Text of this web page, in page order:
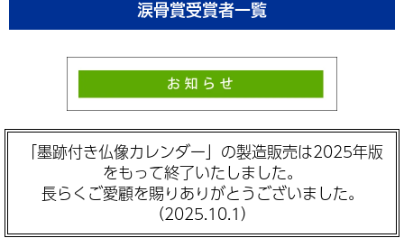
涙骨賞受賞者一覧
「墨跡付き仏像カレンダー」の製造販売は2025年版
をもって終了いたしました。
長らくご愛顧を賜りありがとうございました。
（2025.10.1）